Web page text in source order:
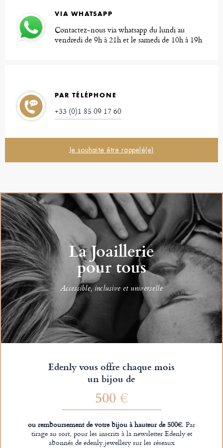
VIA WHATSAPP
Contactez-nous via whatsapp du lundi au
vendredi de 9h à 21h et le samedi de 10h à 19h
PAR TÉLÉPHONE
+33 (0)1 85 09 17 60
Je souhaite être rappelé(e)
La Joaillerie
pour tous
Accessible, inclusive et universelle
Edenly vous offre chaque mois
un bijou de
500 €
ou remboursement de votre bijou à hauteur de 500€.Par
tirage au sort, pour les inscrits à la newsletter Edenly et
abonnés de edenly.jewellery sur les réseaux